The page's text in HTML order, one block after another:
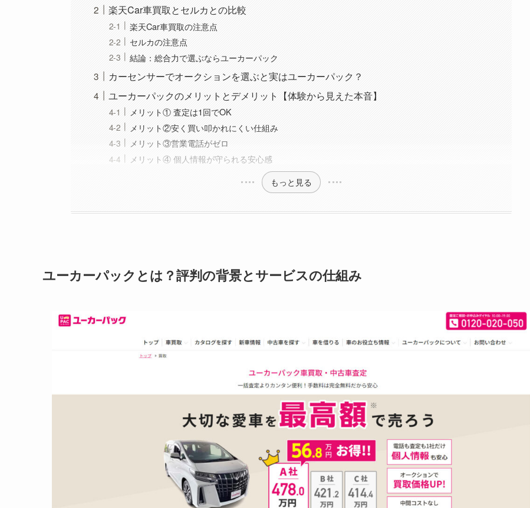
楽天Car車買取とセルカとの比較
楽天Car車買取の注意点
セルカの注意点
結論：総合力で選ぶならユーカーパック
カーセンサーでオークションを選ぶと実はユーカーパック？
ユーカーパックのメリットとデメリット【体験から見えた本音】
メリット① 査定は1回でOK
メリット②安く買い叩かれにくい仕組み
メリット③営業電話がゼロ
メリット④ 個人情報が守られる安心感
もっと見る
ユーカーパックとは？評判の背景とサービスの仕組み